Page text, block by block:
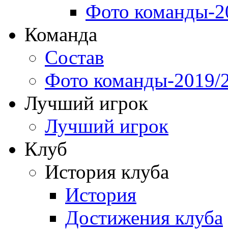
Фото команды-
Команда
Состав
Фото команды-2019/
Лучший игрок
Лучший игрок
Клуб
История клуба
История
Достижения клуба